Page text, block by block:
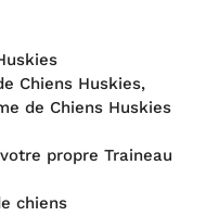
Chiens Huskies,
de Chiens Huskies
propre Traineau
chiens